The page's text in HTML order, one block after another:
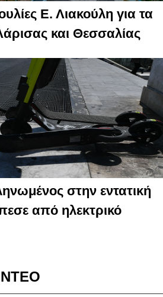
Ε. Λιακούλη για τα
και Θεσσαλίας
στην εντατική
από ηλεκτρικό